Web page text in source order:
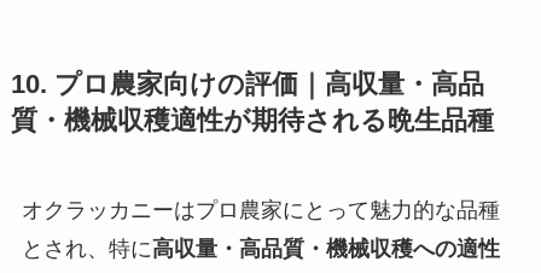
10. プロ農家向けの評価｜高収量・高品
質・機械収穫適性が期待される晩生品種
オクラッカニーはプロ農家にとって魅力的な品種
とされ、特に高収量・高品質・機械収穫への適性